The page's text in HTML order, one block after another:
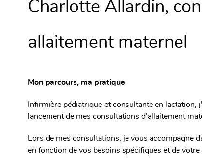
Charlotte Allardin,
allaitement maternel
Mon parcours, ma pratique
Infirmière pédiatrique et consultante en lactation,
lancement de mes consultations d'allaitement
Lors de mes consultations, je vous accompagne
en fonction de vos besoins spécifiques et de votre